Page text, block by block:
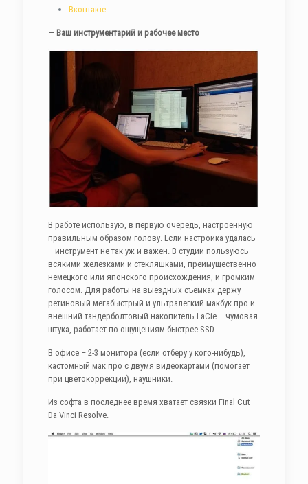
Вконтакте
— Ваш инструментарий и рабочее место
В работе использую, в первую очередь, настроенную
правильным образом голову. Если настройка удалась
– инструмент не так уж и важен. В студии пользуюсь
всякими железками и стекляшками, преимущественно
немецкого или японского происхождения, и громким
голосом. Для работы на выездных съемках держу
ретиновый мегабыстрый и ультралегкий макбук про и
внешний тандерболтовый накопитель LaCie – чумовая
штука, работает по ощущениям быстрее SSD.
В офисе – 2-3 монитора (если отберу у кого-нибудь),
кастомный мак про с двумя видеокартами (помогает
при цветокоррекции), наушники.
Из софта в последнее время хватает связки Final Cut –
Da Vinci Resolve.